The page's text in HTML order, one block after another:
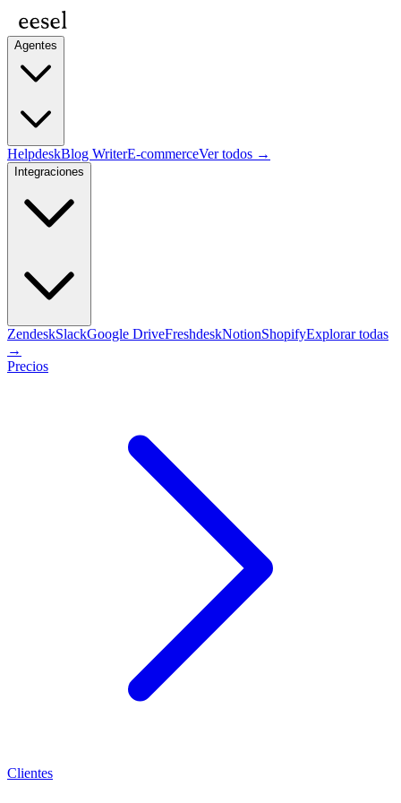
Agentes
HelpdeskBlog WriterE-commerceVer todos →
Integraciones
ZendeskSlackGoogle DriveFreshdeskNotionShopifyExplorar todas
→
Precios
Clientes